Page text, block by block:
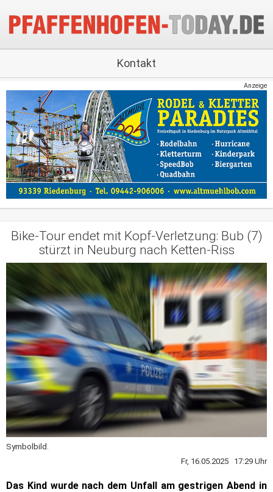
Kontakt
Anzeige
Bike-Tour endet mit Kopf-Verletzung: Bub (7)
stürzt in Neuburg nach Ketten-Riss
Symbolbild.
Fr, 16.05.2025 17:29 Uhr
Das Kind wurde nach dem Unfall am gestrigen Abend in